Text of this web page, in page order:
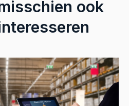
ook